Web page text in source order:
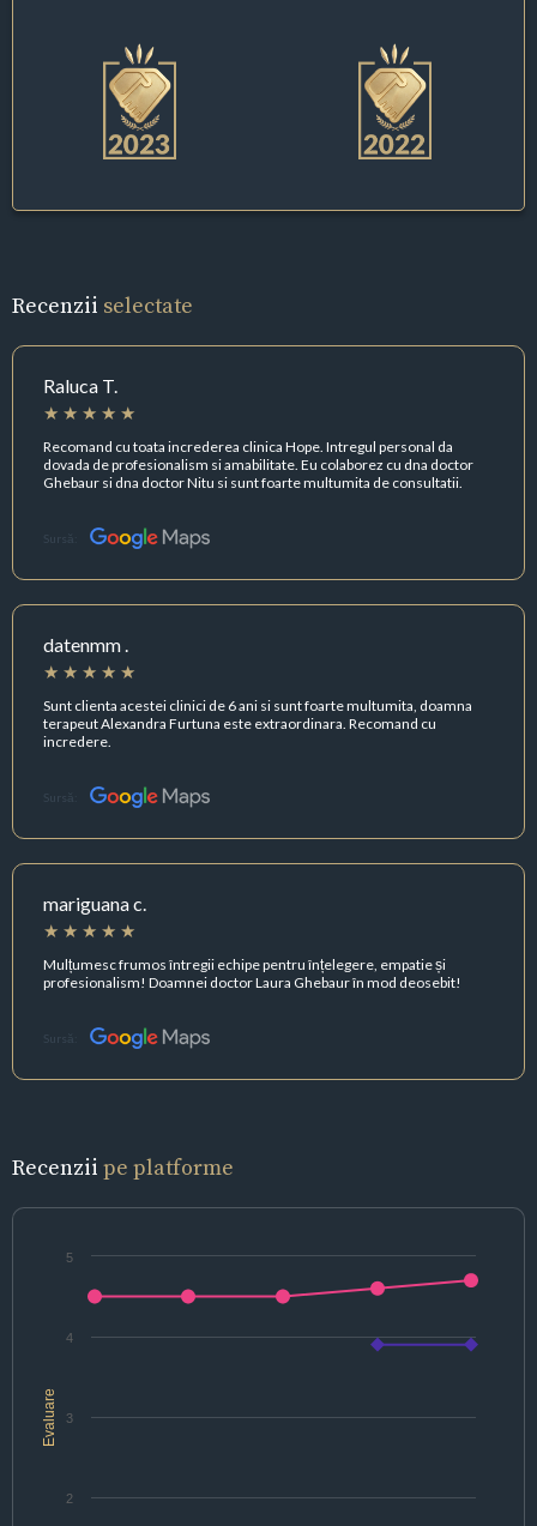
Recenzii selectate
Raluca T.
Recomand cu toata increderea clinica Hope. Intregul personal da
dovada de profesionalism si amabilitate. Eu colaborez cu dna doctor
Ghebaur si dna doctor Nitu si sunt foarte multumita de consultatii.
Sursă:
datenmm .
Sunt clienta acestei clinici de 6 ani si sunt foarte multumita, doamna
terapeut Alexandra Furtuna este extraordinara. Recomand cu
incredere.
Sursă:
mariguana c.
Mulțumesc frumos întregii echipe pentru înțelegere, empatie și
profesionalism! Doamnei doctor Laura Ghebaur în mod deosebit!
Sursă:
Recenzii pe platforme
Evaluare
2
3
4
5